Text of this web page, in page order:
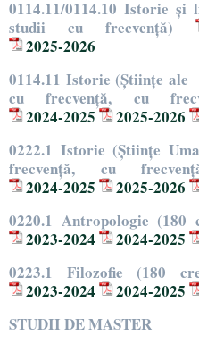
0114.11/0114.10 Istorie
studii cu frecvență)
2025-2026
0114.11 Istorie (Științe ale
cu frecvență, cu
2024-2025
2025-2026
0222.1 Istorie (Științe
frecvență, cu
2024-2025
2025-2026
0220.1 Antropologie
2023-2024
2024-2025
0223.1 Filozofie (180
2023-2024
2024-2025
STUDII DE MASTER